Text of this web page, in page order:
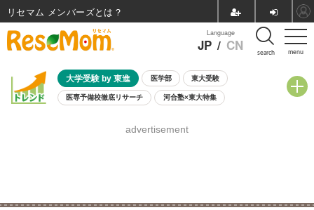
menu
Language
JP / CN search
大学受験 by 東進 医学部 東大受験
医専予備校徹底リサーチ 河合塾×東大特集
8月開催学校説明会・相談会
advertisement
リセマム メンバーズ